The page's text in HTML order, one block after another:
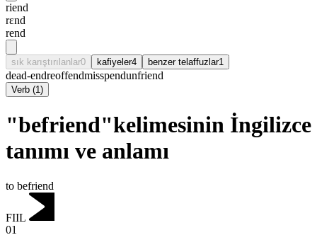
riend
rɛnd
rend
sık karıştırılanlar0 kafiyeler4 benzer telaffuzlar1
dead-endreoffendmisspendunfriend
Verb (1)
"befriend"kelimesinin İngilizce
tanımı ve anlamı
to befriend
FIIL
01